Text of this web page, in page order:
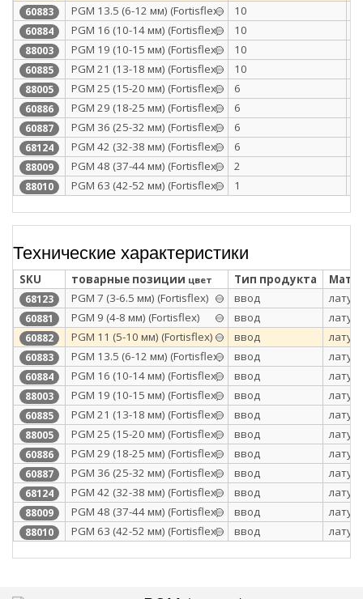
60883 PGM 13.5 (6-12 мм) (Fortisflex) 10
60884 PGM 16 (10-14 мм) (Fortisflex) 10
88003 PGM 19 (10-15 мм) (Fortisflex) 10
60885 PGM 21 (13-18 мм) (Fortisflex) 10
88005 PGM 25 (15-20 мм) (Fortisflex) 6
60886 PGM 29 (18-25 мм) (Fortisflex) 6
60887 PGM 36 (25-32 мм) (Fortisflex) 6
68124 PGM 42 (32-38 мм) (Fortisflex) 6
88009 PGM 48 (37-44 мм) (Fortisflex) 2
88010 PGM 63 (42-52 мм) (Fortisflex) 1
Технические характеристики
SKU товарные позиции цвет Тип продукта
68123 PGM 7 (3-6.5 мм) (Fortisflex) ввод
60881 PGM 9 (4-8 мм) (Fortisflex) ввод
60882 PGM 11 (5-10 мм) (Fortisflex) ввод
60883 PGM 13.5 (6-12 мм) (Fortisflex) ввод
60884 PGM 16 (10-14 мм) (Fortisflex) ввод
88003 PGM 19 (10-15 мм) (Fortisflex) ввод
60885 PGM 21 (13-18 мм) (Fortisflex) ввод
88005 PGM 25 (15-20 мм) (Fortisflex) ввод
60886 PGM 29 (18-25 мм) (Fortisflex) ввод
60887 PGM 36 (25-32 мм) (Fortisflex) ввод
68124 PGM 42 (32-38 мм) (Fortisflex) ввод
88009 PGM 48 (37-44 мм) (Fortisflex) ввод
88010 PGM 63 (42-52 мм) (Fortisflex) ввод